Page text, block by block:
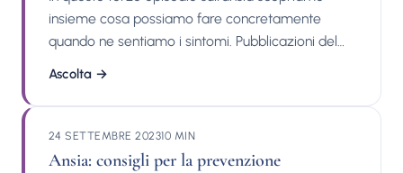
insieme cosa possiamo fare concretamente
quando ne sentiamo i sintomi. Pubblicazioni del
Ascolta →
24 SETTEMBRE 202310 MIN
Ansia: consigli per la prevenzione